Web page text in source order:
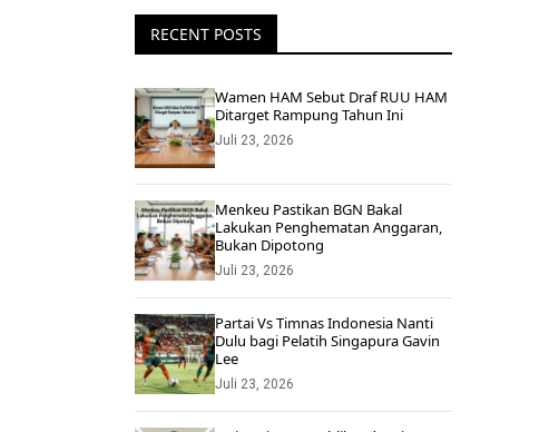
RECENT POSTS
Wamen HAM Sebut Draf RUU HAM
Ditarget Rampung Tahun Ini
Juli 23, 2026
Menkeu Pastikan BGN Bakal
Lakukan Penghematan Anggaran,
Bukan Dipotong
Juli 23, 2026
Partai Vs Timnas Indonesia Nanti
Dulu bagi Pelatih Singapura Gavin
Lee
Juli 23, 2026